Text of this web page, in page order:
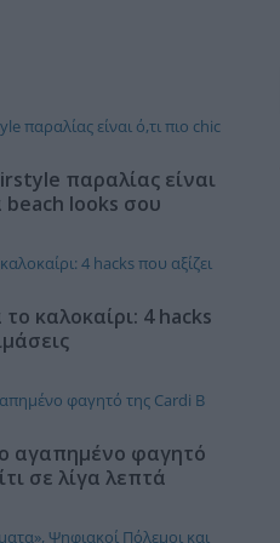
παραλίας είναι
beach looks σου
καλοκαίρι: 4 hacks
αγαπημένο φαγητό
σε λίγα λεπτά